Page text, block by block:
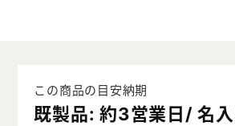
この商品の目安納期
既製品: 約3営業日/ 名